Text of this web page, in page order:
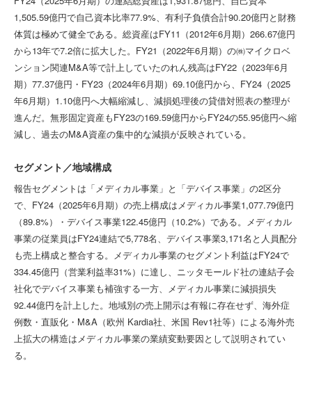
1,505.59億円で自己資本比率77.9%、有利子負債合計90.20億円と財務
体質は極めて健全である。総資産はFY11（2012年6月期）266.67億円
から13年で7.2倍に拡大した。FY21（2022年6月期）の㈱マイクロベ
ンション関連M&A等で計上していたのれん残高はFY22（2023年6月
期）77.37億円・FY23（2024年6月期）69.10億円から、FY24（2025
年6月期）1.10億円へ大幅縮減し、減損処理後の貸借対照表の整理が
進んだ。無形固定資産もFY23の169.59億円からFY24の55.95億円へ縮
減し、過去のM&A資産の集中的な減損が反映されている。
セグメント／地域構成
報告セグメントは「メディカル事業」と「デバイス事業」の2区分
で、FY24（2025年6月期）の売上構成はメディカル事業1,077.79億円
（89.8%）・デバイス事業122.45億円（10.2%）である。メディカル
事業の従業員はFY24連結で5,778名、デバイス事業3,171名と人員配分
も売上構成と整合する。メディカル事業のセグメント利益はFY24で
334.45億円（営業利益率31%）に達し、ニッタモールド社の連結子会
社化でデバイス事業も補強する一方、メディカル事業に減損損失
92.44億円を計上した。地域別の売上開示は有報に存在せず、海外症
例数・直販化・M&A（欧州 Kardia社、米国 Rev1社等）による海外売
上拡大の構造はメディカル事業の業績変動要因として説明されてい
る。